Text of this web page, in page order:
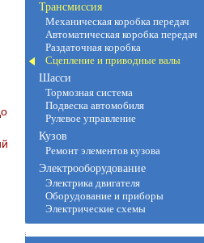
Трансмиссия
Механическая коробка передач
Автоматическая коробка передач
Раздаточная коробка
Сцепление и приводные валы
Шасси
Тормозная система
Подвеска автомобиля
Рулевое управление
Кузов
Ремонт элементов кузова
Электрооборудование
Электрика двигателя
Оборудование и приборы
Электрические схемы